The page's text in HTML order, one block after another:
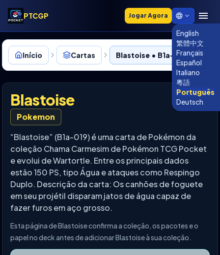
PTCGP Jogar Agora
English
繁體中文
Français
Español
Italiano
粵語
Português
Deutsch
Início Cartas Blastoise • B1a-019
Blastoise
Pokemon
“Blastoise” (B1a-019) é uma carta de Pokémon da
coleção Chama Carmesim de Pokémon TCG Pocket
e evolui de Wartortle. Entre os principais dados
estão 150 PS, tipo Água e ataques como Respingo
Duplo. Descrição da carta: Os canhões de foguete
em seu projétil disparam jatos de água capaz de
fazer furos em aço grosso.
Esta página de Blastoise confirma a coleção, os pacotes e o
papel no deck antes de adicionar Blastoise à sua coleção.